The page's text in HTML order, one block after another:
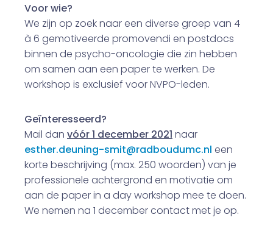
Voor wie?
We zijn op zoek naar een diverse groep van 4
à 6 gemotiveerde promovendi en postdocs
binnen de psycho-oncologie die zin hebben
om samen aan een paper te werken. De
workshop is exclusief voor NVPO-leden.
Geïnteresseerd?
Mail dan vóór 1 december 2021 naar
esther.deuning-smit@radboudumc.nl een
korte beschrijving (max. 250 woorden) van je
professionele achtergrond en motivatie om
aan de paper in a day workshop mee te doen.
We nemen na 1 december contact met je op.